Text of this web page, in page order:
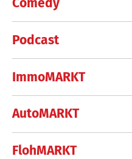
Podcast
ImmoMARKT
AutoMARKT
FlohMARKT